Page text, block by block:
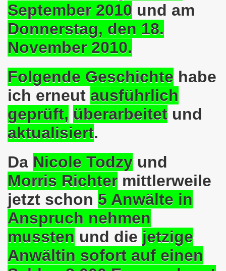
September 2010 und am
Donnerstag, den 18.
November 2010.
Folgende Geschichte habe
ich erneut ausführlich
geprüft, überarbeitet und
aktualisiert.
Da Nicole Todzy und
Morris Richter mittlerweile
jetzt schon 5 Anwälte in
Anspruch nehmen
mussten und die jetzige
Anwältin sofort auf einen
am 14.03.2022: Wir müssen alles tun, um
Montagsdemo-Bewegung am 14.03.2022 - stärken wir
ruft auf am 28.02.2022 zum Tag des
Bewegung am 14. Februar 2022 in der Innenstadt
der 740. Gelsenkirchener Montagsdemo-Bewegung
am 13.12.2021 nimmt Ampel-Koalition unter
am 06.12.2021 in Halle an der Saale Contra
Bewegung am 08.11.2021 im Zeichen des Kampfs zur
den 08.11.2021 Tag des Widerstands für die
Armut und auch gegen Arbeitsplatzvernichtung stand